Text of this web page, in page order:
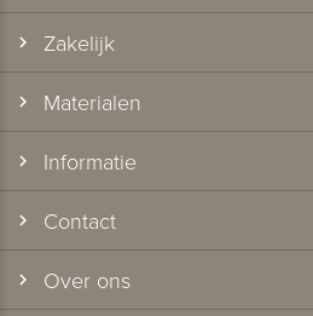
Zakelijk
Materialen
Informatie
Contact
Over ons